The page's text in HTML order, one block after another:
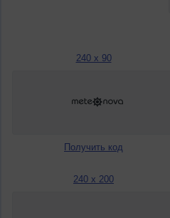
240 x 90
Получить код
240 x 200